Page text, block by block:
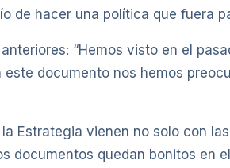
de hacer una política que fuera
“Hemos visto en el
documento nos hemos
Estrategia vienen no solo con
documentos quedan bonitos en